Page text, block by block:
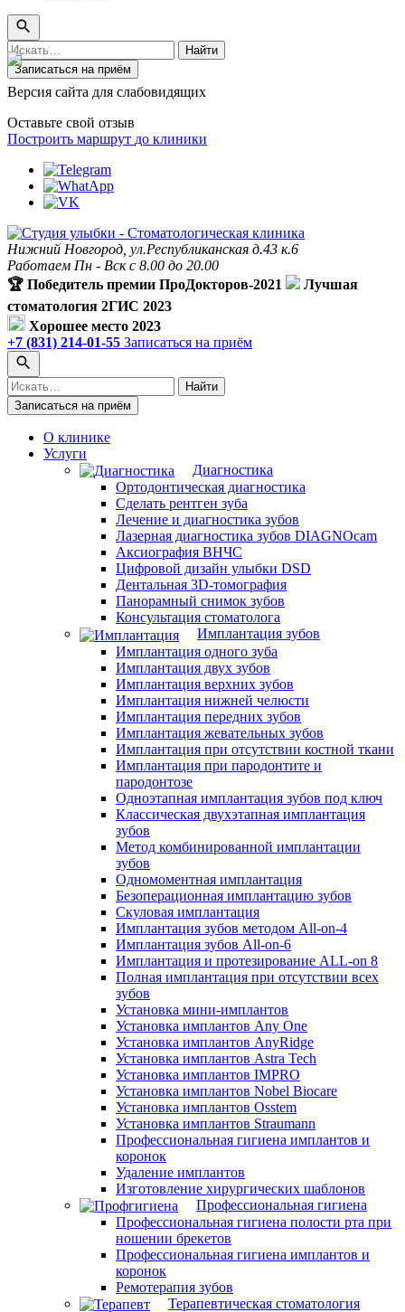
Поиск
по
сайту
Найти
Записаться на приём
Версия сайта для слабовидящих
Оставьте свой отзыв
Построить маршрут до клиники
Нижний Новгород, ул.Республиканская д.43 к.6
Работаем Пн - Вск с 8.00 до 20.00
🏆 Победитель премии ПроДокторов-2021
Лучшая
стоматология 2ГИС 2023
Хорошее место 2023
+7 (831) 214-01-55 Записаться на приём
Поиск
по
сайту
Найти
Записаться на приём
О клинике
Услуги
Диагностика
Ортодонтическая диагностика
Сделать рентген зуба
Лечение и диагностика зубов
Лазерная диагностика зубов DIAGNOcam
Аксиография ВНЧС
Цифровой дизайн улыбки DSD
Дентальная 3D-томография
Панорамный снимок зубов
Консультация стоматолога
Имплантация зубов
Имплантация одного зуба
Имплантация двух зубов
Имплантация верхних зубов
Имплантация нижней челюсти
Имплантация передних зубов
Имплантация жевательных зубов
Имплантация при отсутствии костной ткани
Имплантация при пародонтите и
пародонтозе
Одноэтапная имплантация зубов под ключ
Классическая двухэтапная имплантация
зубов
Метод комбинированной имплантации
зубов
Одномоментная имплантация
Безоперационная имплантацию зубов
Скуловая имплантация
Имплантация зубов методом All-on-4
Имплантация зубов All-on-6
Имплантация и протезирование ALL-on 8
Полная имплантация при отсутствии всех
зубов
Установка мини-имплантов
Установка имплантов Any One
Установка имплантов AnyRidge
Установка имплантов Astra Tech
Установка имплантов IMPRO
Установка имплантов Nobel Biocare
Установка имплантов Osstem
Установка имплантов Straumann
Профессиональная гигиена имплантов и
коронок
Удаление имплантов
Изготовление хирургических шаблонов
Профессиональная гигиена
Профессиональная гигиена полости рта при
ношении брекетов
Профессиональная гигиена имплантов и
коронок
Ремотерапия зубов
Терапевтическая стоматология